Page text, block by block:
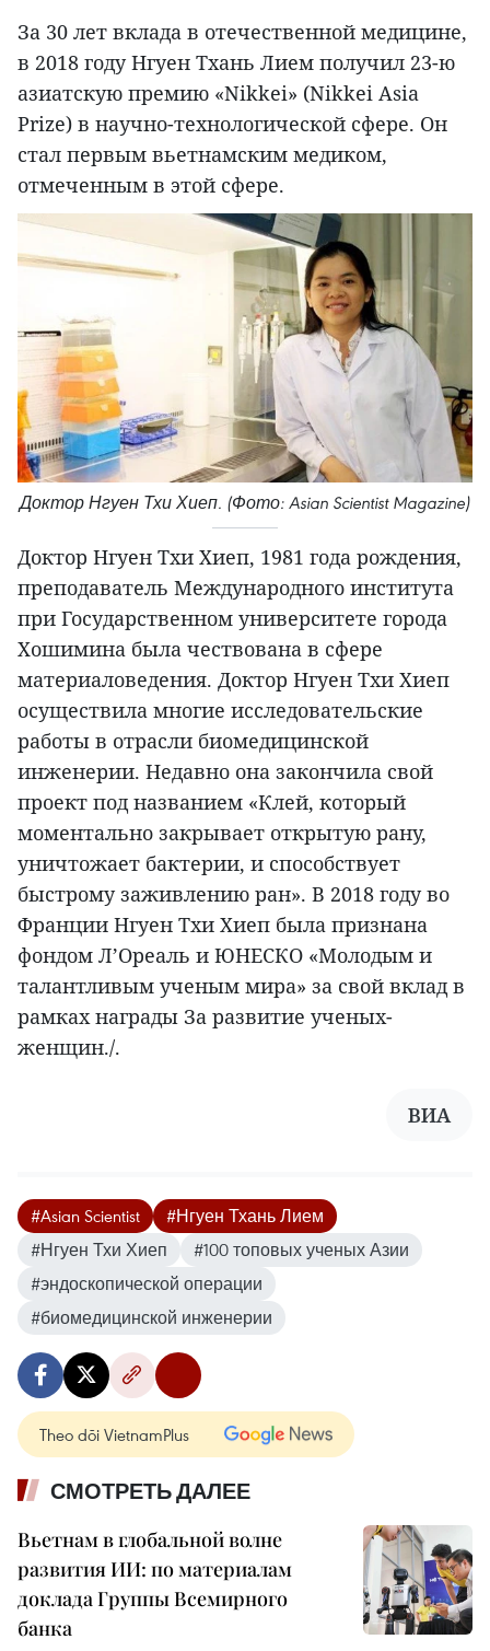
За 30 лет вклада в отечественной медицине,
в 2018 году Нгуен Тхань Лием получил 23-ю
азиатскую премию «Nikkei» (Nikkei Asia
Prize) в научно-технологической сфере. Он
стал первым вьетнамским медиком,
отмеченным в этой сфере.
Доктор Нгуен Тхи Хиеп. (Фото: Asian Scientist Magazine)
Доктор Нгуен Тхи Хиеп, 1981 года рождения,
преподаватель Международного института
при Государственном университете города
Хошимина была чествована в сфере
материаловедения. Доктор Нгуен Тхи Хиеп
осуществила многие исследовательские
работы в отрасли биомедицинской
инженерии. Недавно она закончила свой
проект под названием «Клей, который
моментально закрывает открытую рану,
уничтожает бактерии, и способствует
быстрому заживлению ран». В 2018 году во
Франции Нгуен Тхи Хиеп была признана
фондом Л’Ореаль и ЮНЕСКО «Молодым и
талантливым ученым мира» за свой вклад в
рамках награды За развитие ученых-
женщин./.
ВИА
#Asian Scientist
#Нгуен Тхань Лием
#Нгуен Тхи Хиеп
#100 топовых ученых Азии
#эндоскопической операции
#биомедицинской инженерии
Theo dõi VietnamPlus
СМОТРЕТЬ ДАЛЕЕ
Вьетнам в глобальной волне
развития ИИ: по материалам
доклада Группы Всемирного
банка